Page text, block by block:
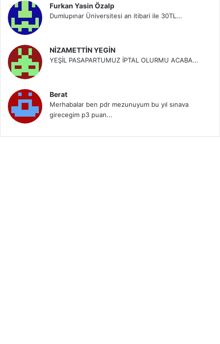
Furkan Yasin Özalp
Dumlupınar Üniversitesi an itibari ile 30TL...
NİZAMETTİN YEGİN
YEŞİL PASAPARTUMUZ İPTAL OLURMU ACABA...
Berat
Merhabalar ben pdr mezunuyum bu yıl sınava
girecegim p3 puan...